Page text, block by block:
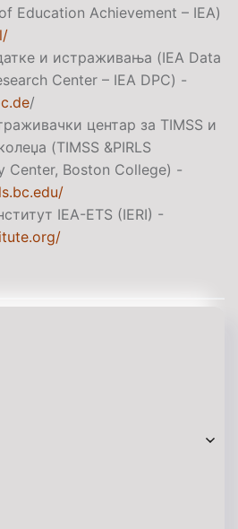
Education Achievement – IEA)
и истраживања (IEA Data
Center – IEA DPC) -
/
центар за TIMSS и
(TIMSS &PIRLS
Center, Boston College) -
IEA-ETS (IERI) -